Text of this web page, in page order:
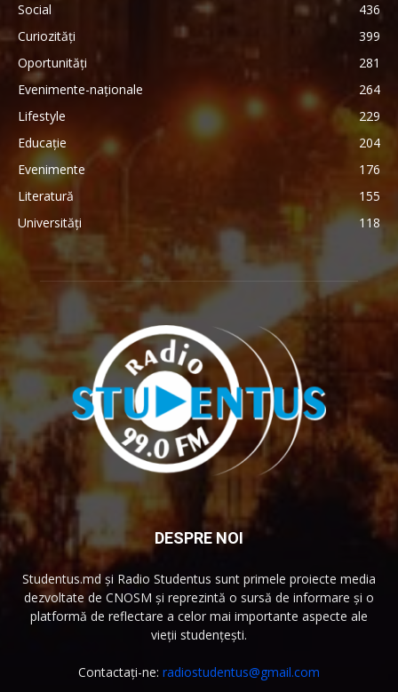
Social
436
Curiozități
399
Oportunități
281
Evenimente-naționale
264
Lifestyle
229
Educație
204
Evenimente
176
Literatură
155
Universități
118
DESPRE NOI
Studentus.md și Radio Studentus sunt primele proiecte media
dezvoltate de CNOSM și reprezintă o sursă de informare și o
platformă de reflectare a celor mai importante aspecte ale
vieții studențești.
Contactați-ne: radiostudentus@gmail.com